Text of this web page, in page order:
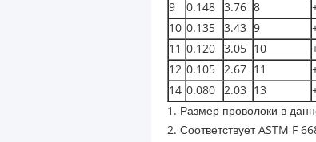
9
0.148 3.76 8
10 0.135 3.43 9
11 0.120 3.05 10
12 0.105 2.67 11
14 0.080 2.03 13
1. Размер проволоки в
2. Соответствует ASTM F